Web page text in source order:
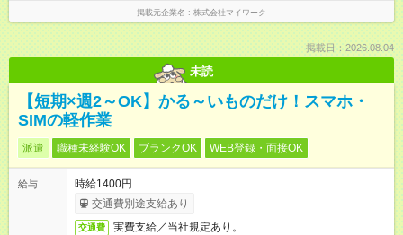
掲載元企業名 株式会社マイワーク
掲載日：2026.08.04
未読
【短期×週2～OK】かる～いものだけ！スマホ・
SIMの軽作業
派遣 職種未経験OK ブランクOK WEB登録・面接OK
給与
時給1400円
交通費別途支給あり
交通費 実費支給／当社規定あり。